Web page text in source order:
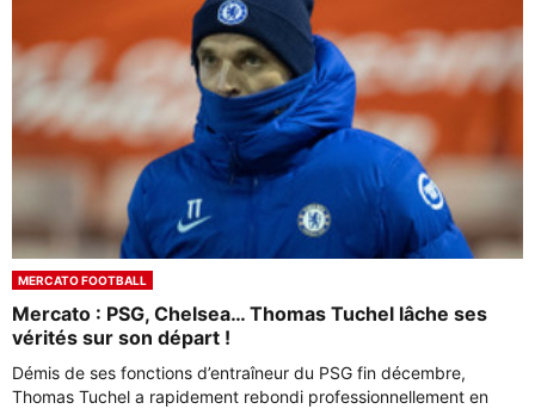
MERCATO FOOTBALL
Mercato : PSG, Chelsea… Thomas Tuchel lâche ses
vérités sur son départ !
Démis de ses fonctions d’entraîneur du PSG fin décembre,
Thomas Tuchel a rapidement rebondi professionnellement en